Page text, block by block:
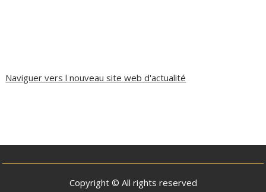
Naviguer vers l nouveau site web d'actualité
Copyright © All rights reserved